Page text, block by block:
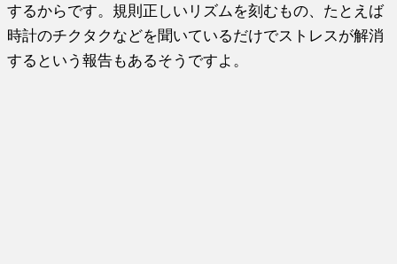
するからです。規則正しいリズムを刻むもの、たとえば
時計のチクタクなどを聞いているだけでストレスが解消
するという報告もあるそうですよ。